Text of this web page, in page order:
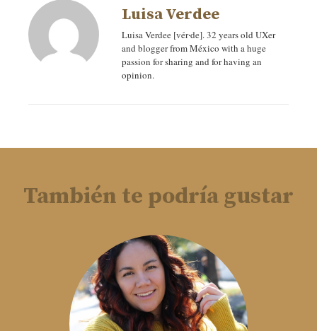
Luisa Verdee
Luisa Verdee [vér‧de]. 32 years old UXer
and blogger from México with a huge
passion for sharing and for having an
opinion.
También te podría gustar